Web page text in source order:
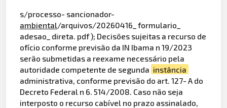
s/processo- sancionador-
ambiental /arquivos/20260416_ formulario_
adesao_ direta. pdf ); Decisões sujeitas a recurso de
ofício conforme previsão da IN Ibama n 19/2023
serão submetidas a reexame necessário pela
autoridade competente de segunda instância
administrativa, conforme previsão do art. 127- A do
Decreto Federal n 6. 514/2008. Caso não seja
interposto o recurso cabível no prazo assinalado,